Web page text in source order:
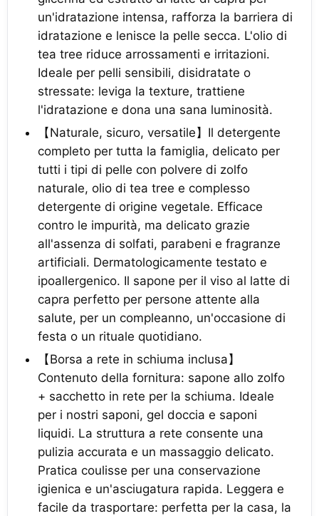
un'idratazione intensa, rafforza la barriera di
idratazione e lenisce la pelle secca. L'olio di
tea tree riduce arrossamenti e irritazioni.
Ideale per pelli sensibili, disidratate o
stressate: leviga la texture, trattiene
l'idratazione e dona una sana luminosità.
【Naturale, sicuro, versatile】Il detergente
completo per tutta la famiglia, delicato per
tutti i tipi di pelle con polvere di zolfo
naturale, olio di tea tree e complesso
detergente di origine vegetale. Efficace
contro le impurità, ma delicato grazie
all'assenza di solfati, parabeni e fragranze
artificiali. Dermatologicamente testato e
ipoallergenico. Il sapone per il viso al latte di
capra perfetto per persone attente alla
salute, per un compleanno, un'occasione di
festa o un rituale quotidiano.
【Borsa a rete in schiuma inclusa】
Contenuto della fornitura: sapone allo zolfo
+ sacchetto in rete per la schiuma. Ideale
per i nostri saponi, gel doccia e saponi
liquidi. La struttura a rete consente una
pulizia accurata e un massaggio delicato.
Pratica coulisse per una conservazione
igienica e un'asciugatura rapida. Leggera e
facile da trasportare: perfetta per la casa, la